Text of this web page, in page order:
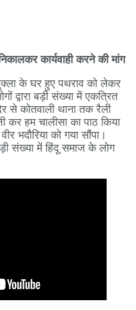
कार्यवाही करने की मांग
के घर हुए पथराव को लेकर
द्वारा बड़ी संख्या में एकत्रित
से कोतवाली थाना तक रैली
कर हम चालीसा का पाठ किया
भदौरिया को गया सौंपा।
संख्या में हिंदू समाज के लोग